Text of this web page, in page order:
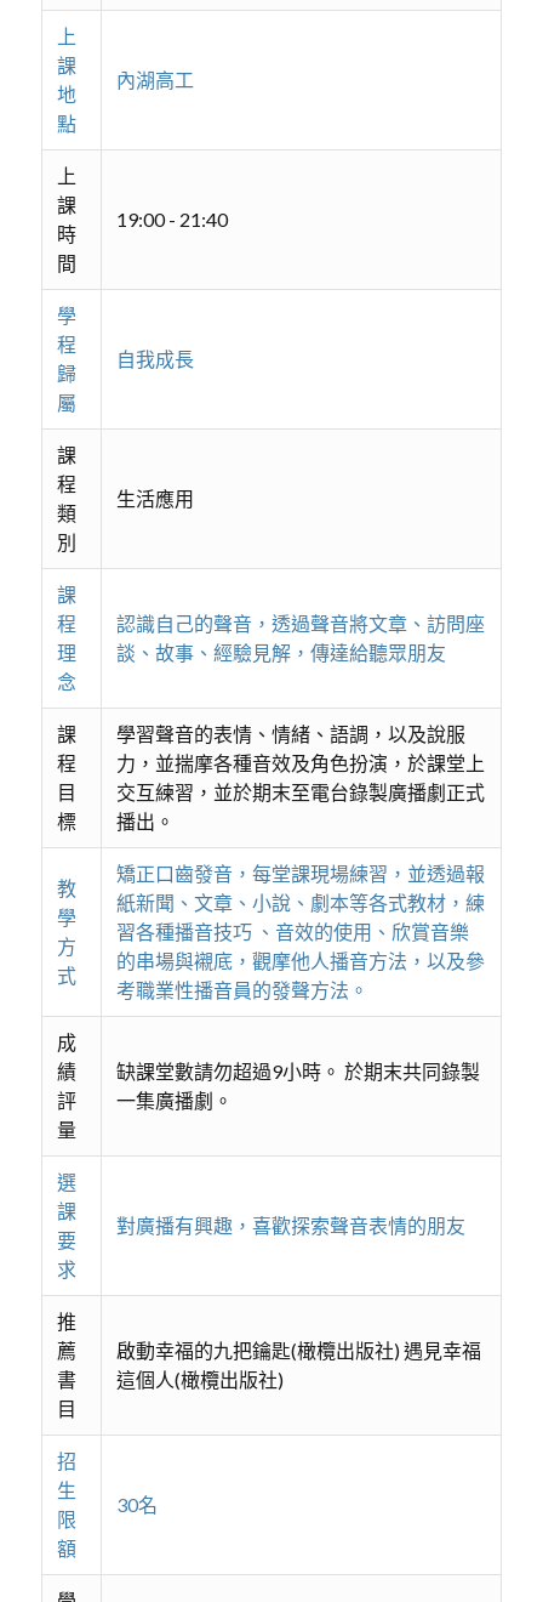
上
課
地
點
內湖高工
上
課
時
間
19:00 - 21:40
學
程
歸
屬
自我成長
課
程
類
別
生活應用
課
程
理
念
認識自己的聲音，透過聲音將文章、訪問座
談、故事、經驗見解，傳達給聽眾朋友
課
程
目
標
學習聲音的表情、情緒、語調，以及說服
力，並揣摩各種音效及角色扮演，於課堂上
交互練習，並於期末至電台錄製廣播劇正式
播出。
教
學
方
式
矯正口齒發音，每堂課現場練習，並透過報
紙新聞、文章、小說、劇本等各式教材，練
習各種播音技巧 、音效的使用、欣賞音樂
的串場與襯底，觀摩他人播音方法，以及參
考職業性播音員的發聲方法。
成
績
評
量
缺課堂數請勿超過9小時。 於期末共同錄製
一集廣播劇。
選
課
要
求
對廣播有興趣，喜歡探索聲音表情的朋友
推
薦
書
目
啟動幸福的九把鑰匙(橄欖出版社) 遇見幸福
這個人(橄欖出版社)
招
生
限
額
30名